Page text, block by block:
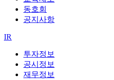
동호회
공지사항
IR
투자정보
공시정보
재무정보